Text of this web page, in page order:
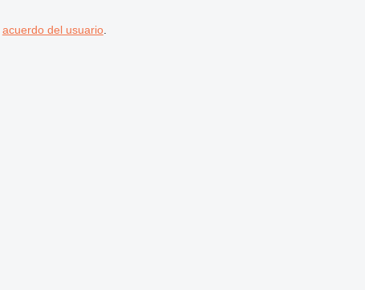
acuerdo del usuario.